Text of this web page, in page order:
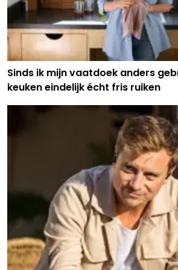
Sinds ik mijn vaatdoek anders
keuken eindelijk écht fris ruiken